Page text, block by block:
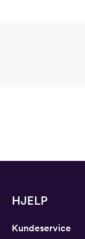
HJELP
Kundeservice